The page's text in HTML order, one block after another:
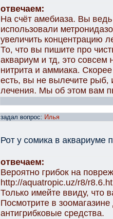
отвечаем:
На счёт амебиаза. Вы
использовали
увеличить концентрацию
То, что вы пишите про
аквариум и тд, это совсем
нитрита и аммиака.
есть, вы не вылечите рыб,
лечения. Мы об этом вам
задал вопрос: Илья
Рот у сомика в аквариуме
отвечаем:
Вероятно грибок на
http://aquatropic.uz/r8/
Только имейте ввиду, что
Посмотрите в
антигрибковые средства.